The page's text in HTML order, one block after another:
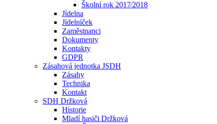
Školní rok 2017⁄2018
Jídelna
Jídelníček
Zaměstnanci
Dokumenty
Kontakty
GDPR
Zásahová jednotka JSDH
Zásahy
Technika
Kontakt
SDH Držková
Historie
Mladí hasiči Držková